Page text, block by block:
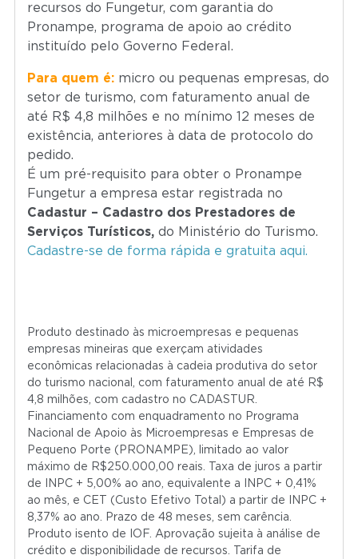
recursos do Fungetur, com garantia do
Pronampe, programa de apoio ao crédito
instituído pelo Governo Federal.
Para quem é:micro ou pequenas empresas, do
setor de turismo, com faturamento anual de
até R$ 4,8 milhões e no mínimo 12 meses de
existência, anteriores à data de protocolo do
pedido.
É um pré-requisito para obter o Pronampe
Fungetur a empresa estar registrada no
Cadastur – Cadastro dos Prestadores de
Serviços Turísticos,do Ministério do Turismo.
Cadastre-se de forma rápida e gratuita aqui.
Produto destinado às microempresas e pequenas
empresas mineiras que exerçam atividades
econômicas relacionadas à cadeia produtiva do setor
do turismo nacional, com faturamento anual de até R$
4,8 milhões, com cadastro no CADASTUR.
Financiamento com enquadramento no Programa
Nacional de Apoio às Microempresas e Empresas de
Pequeno Porte (PRONAMPE), limitado ao valor
máximo de R$250.000,00 reais. Taxa de juros a partir
de INPC + 5,00% ao ano, equivalente a INPC + 0,41%
ao mês, e CET (Custo Efetivo Total) a partir de INPC +
8,37% ao ano. Prazo de 48 meses, sem carência.
Produto isento de IOF. Aprovação sujeita à análise de
crédito e disponibilidade de recursos. Tarifa de